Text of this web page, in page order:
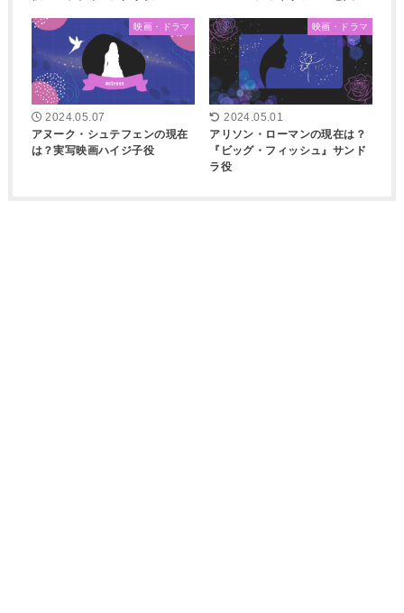
映画・ドラマ
2024.05.07
アヌーク・シュテフェンの現在
は？実写映画ハイジ子役
映画・ドラマ
2024.05.01
アリソン・ローマンの現在は？
『ビッグ・フィッシュ』サンド
ラ役